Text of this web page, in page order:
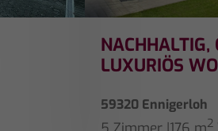
NACHHALTIG,
LUXURIÖS
59320 Ennigerloh
2